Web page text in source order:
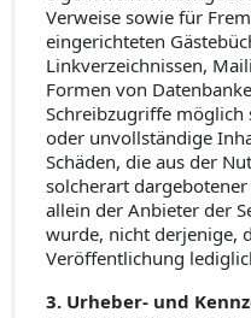
Verweise sowie für
eingerichteten
Linkverzeichnissen,
Formen von
Schreibzugriffe möglich
oder unvollständige
Schäden, die aus der
solcherart
allein der Anbieter der
wurde, nicht derjenige,
Veröffentlichung
3. Urheber- und